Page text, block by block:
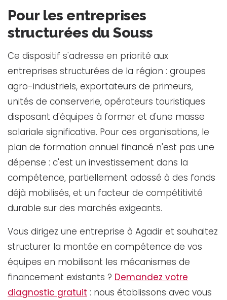
Pour les entreprises
structurées du Souss
Ce dispositif s'adresse en priorité aux
entreprises structurées de la région : groupes
agro-industriels, exportateurs de primeurs,
unités de conserverie, opérateurs touristiques
disposant d'équipes à former et d'une masse
salariale significative. Pour ces organisations, le
plan de formation annuel financé n'est pas une
dépense : c'est un investissement dans la
compétence, partiellement adossé à des fonds
déjà mobilisés, et un facteur de compétitivité
durable sur des marchés exigeants.
Vous dirigez une entreprise à Agadir et souhaitez
structurer la montée en compétence de vos
équipes en mobilisant les mécanismes de
financement existants ? Demandez votre
diagnostic gratuit : nous établissons avec vous